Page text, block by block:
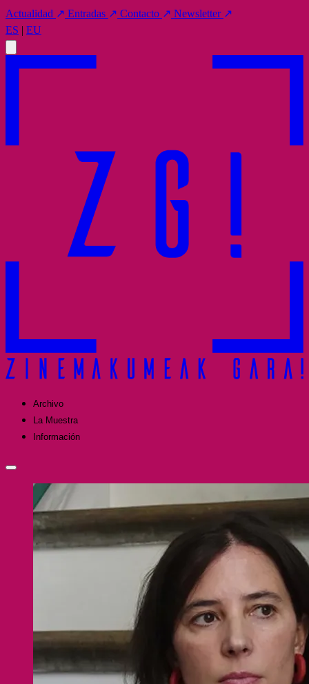
Actualidad ↗ Entradas ↗ Contacto ↗ Newsletter ↗
ES | EU
Archivo
La Muestra
Información